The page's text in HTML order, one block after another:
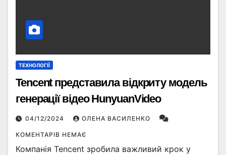
ТЕХНОЛОГІЇ
Tencent представила відкриту модель
генерації відео HunyuanVideo
04/12/2024 ОЛЕНА ВАСИЛЕНКО
КОМЕНТАРІВ НЕМАЄ
Компанія Tencent зробила важливий крок у